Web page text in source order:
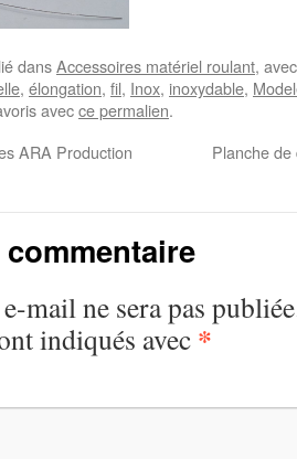
dansAccessoires matériel roulant,
, élongation, fil, Inox, inoxydable,
avecce permalien.
ARA Production Planche
mail ne sera pas
indiqués avec *